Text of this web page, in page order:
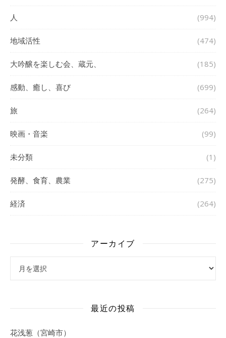
人 (994)
地域活性 (474)
大吟醸を楽しむ会、蔵元、 (185)
感動、癒し、喜び (699)
旅 (264)
映画・音楽 (99)
未分類 (1)
発酵、食育、農業 (275)
経済 (264)
アーカイブ
最近の投稿
花浅葱（宮崎市）